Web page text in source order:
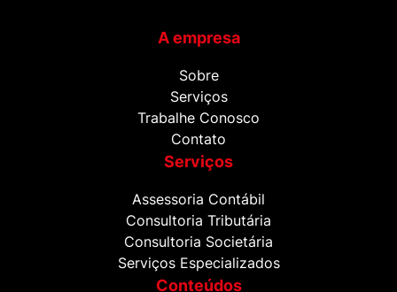
A empresa
Sobre
Serviços
Trabalhe Conosco
Contato
Serviços
Assessoria Contábil
Consultoria Tributária
Consultoria Societária
Serviços Especializados
Conteúdos